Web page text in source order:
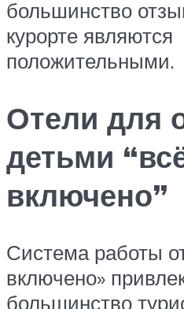
большинство
курорте являются
положительными.
Отели для
детьми
включено”
Система работы
включено»
большинство